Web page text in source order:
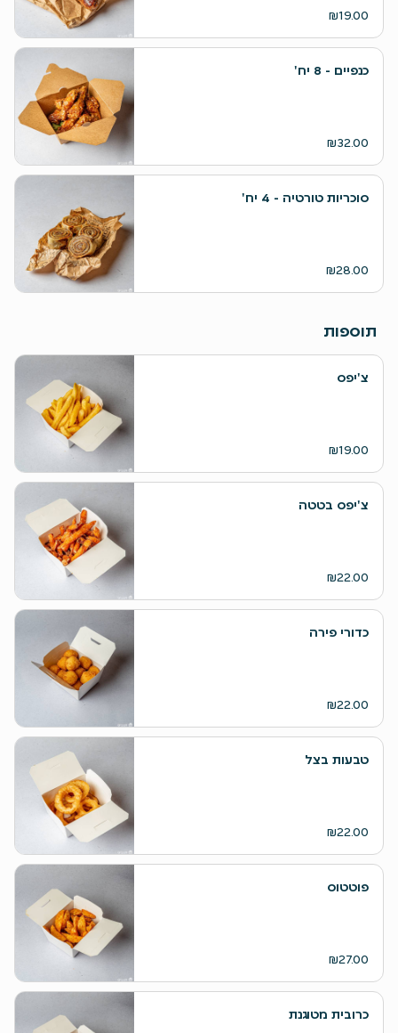
₪19.00
כנפיים - 8 יח'
₪32.00
סוכריות טורטיה - 4 יח'
₪28.00
תוספות
צ'יפס
₪19.00
צ'יפס בטטה
₪22.00
כדורי פירה
₪22.00
טבעות בצל
₪22.00
פוטטוס
₪27.00
כרובית מטוגנת